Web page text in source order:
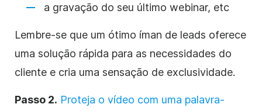
a gravação do seu último webinar, etc
Lembre-se que um ótimo íman de leads oferece
uma solução rápida para as necessidades do
cliente e cria uma sensação de exclusividade.
Passo 2. Proteja o vídeo com uma palavra-